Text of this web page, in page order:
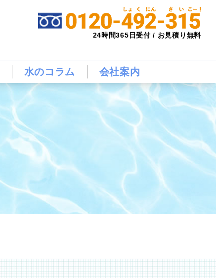
24時間365日受付 / お見積り無料
水のコラム 会社案内